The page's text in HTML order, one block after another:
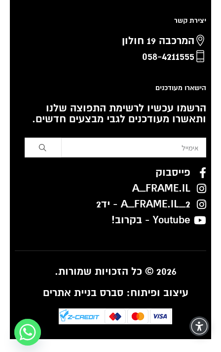
יצירת קשר
המרכבה 19 חולון
058-4211555
הישארו מעודכנים
הרשמו עכשיו לרשימת התפוצה שלנו
ותאשרו מעודכנים לגבי מבצעים חדשים.
פייסבוק
A_FRAME.IL
A_FRAME.IL_2 - יד2
Youtube - בקרוב!
2026 © כל הזכויות שמורות.
עיצוב ופיתוח:סברס בניית אתרים